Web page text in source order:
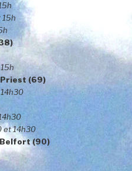
15h
Priest (69)
et 14h30
(90)